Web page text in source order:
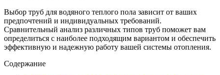
Выбор труб для водяного теплого пола зависит от ваших
предпочтений и индивидуальных требований.
Сравнительный анализ различных типов труб поможет вам
определиться с наиболее подходящим вариантом и обеспечить
эффективную и надежную работу вашей системы отопления.
Содержание